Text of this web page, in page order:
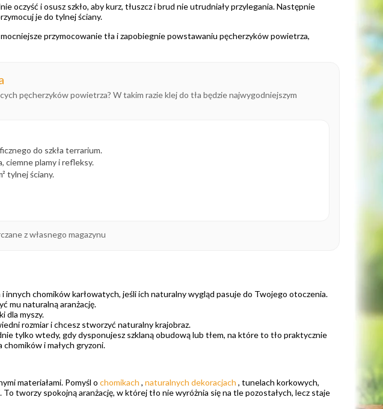
oczyść i osusz szkło, aby kurz, tłuszcz i brud nie utrudniały przylegania. Następnie
je do tylnej ściany.
przymocowanie tła i zapobiegnie powstawaniu pęcherzyków powietrza,
pęcherzyków powietrza? W takim razie klej do tła będzie najwygodniejszym
do szkła terrarium.
ciemne plamy i refleksy.
tylnej ściany.
z własnego magazynu
innych chomików karłowatych, jeśli ich naturalny wygląd pasuje do Twojego otoczenia.
mu naturalną aranżację.
dla myszy.
rozmiar i chcesz stworzyć naturalny krajobraz.
tylko wtedy, gdy dysponujesz szklaną obudową lub tłem, na które to tło praktycznie
chomików i małych gryzoni.
materiałami. Pomyśl o chomikach , naturalnych dekoracjach , tunelach korkowych,
tworzy spokojną aranżację, w której tło nie wyróżnia się na tle pozostałych, lecz staje